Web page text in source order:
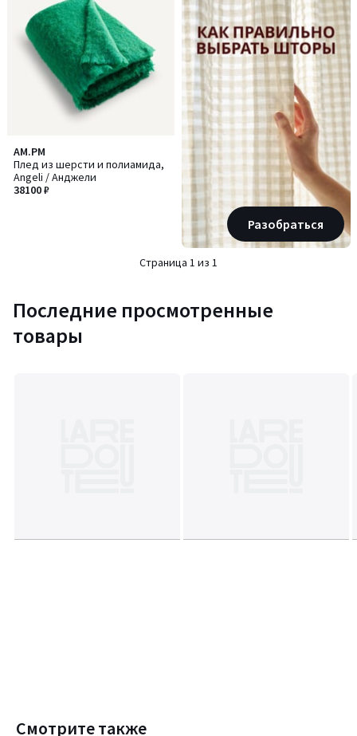
AM.PM
Плед из шерсти и полиамида,
Angeli / Анджели
38100 ₽
Разобраться
Страница 1 из 1
Последние просмотренные
товары
Смотрите также